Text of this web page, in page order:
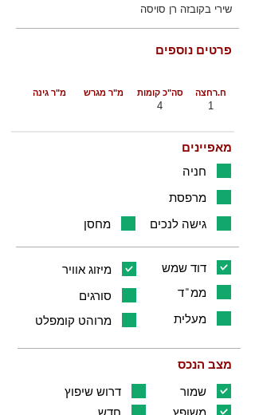
שירי בקובזה רן סויסה
פרטים נוספים
סה"כ קומות מ"ר גינה מ"ר מגרש ח.רחצה
4 1
מאפיינים
חניה
מרפסת
מחסן
גישה לנכים
מיזוג אוויר
דוד שמש
סורגים
ממ"ד
מרוהט קומפלט
מעלית
מצב הנכס
דרוש שיפוץ
שמור
חדש
משופץ